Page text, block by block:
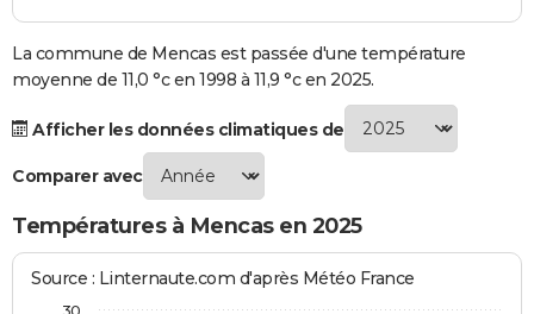
S'inscrire
Se connecter
Lycées
Collèges
Primaires
Universités
Entreprises
Service militaire
Avis de recherche
AVIS DE DÉCÈS
FORUM
Bricolage
Lifestyle
Culture
Sport
Auto
Television
Voyage
Cinema
La commune de Mencas est passée d'une température
moyenne de 11,0 °c en 1998 à 11,9 °c en 2025.
Afficher les données climatiques de
Comparer avec
Températures à Mencas en 2025
Source : Linternaute.com d'après Météo France
30